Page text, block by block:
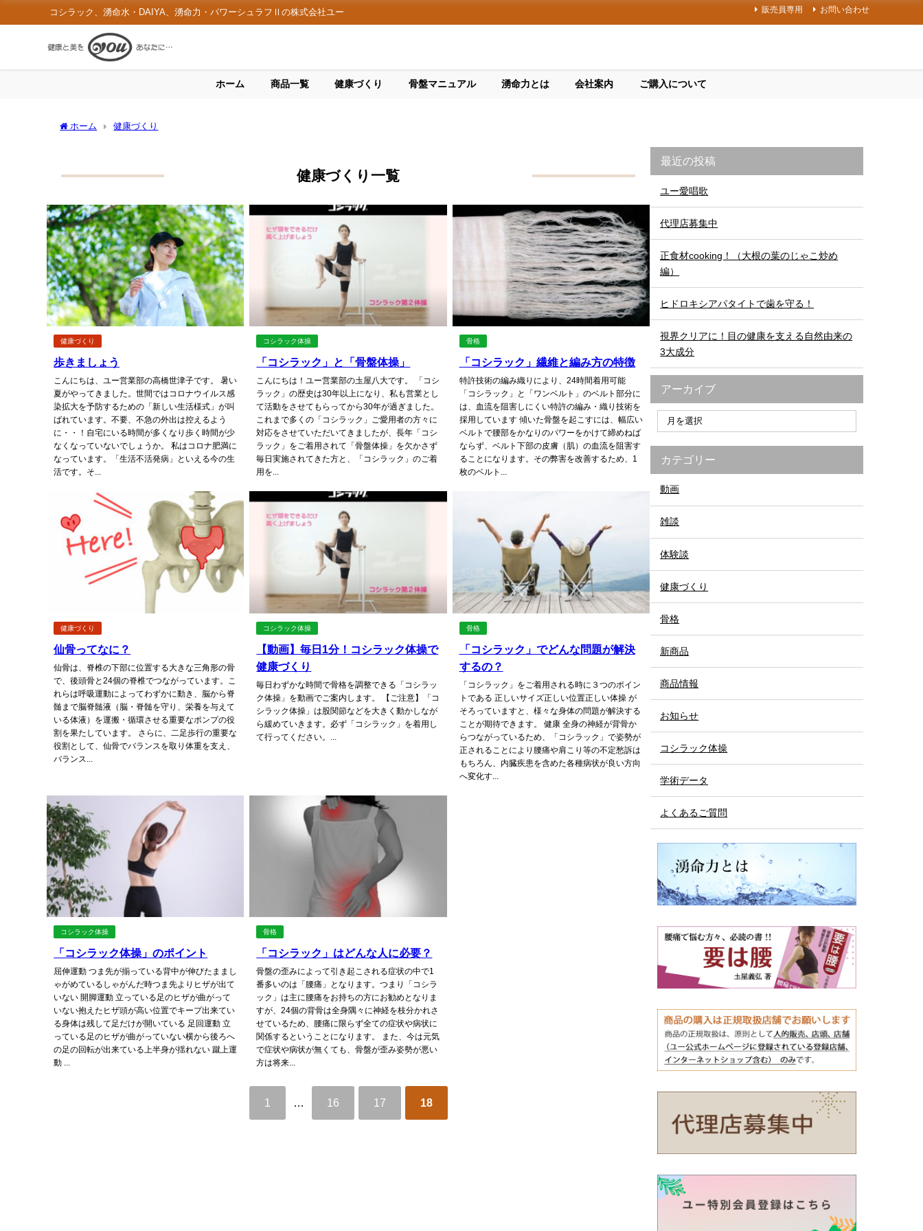
コシラック、湧命水・DAIYA、湧命力・パワーシュラフⅡの株式会社ユー 販売員専用 お問い合わせ
ホーム 商品一覧 健康づくり 骨盤マニュアル 湧命力とは 会社案内 ご購入について
ホーム 健康づくり
健康づくり一覧
健康づくり
歩きましょう
こんにちは、ユー営業部の高橋世津子です。 暑い
夏がやってきました。世間ではコロナウイルス感
染拡大を予防するための「新しい生活様式」が叫
ばれています。不要、不急の外出は控えるよう
に・・！自宅にいる時間が多くなり歩く時間が少
なくなっていないでしょうか。 私はコロナ肥満に
なっています。「生活不活発病」といえる今の生
活です。そ...
コシラック体操
「コシラック」と「骨盤体操」
こんにちは！ユー営業部の圡屋八大です。 「コシ
ラック」の歴史は30年以上になり、私も営業とし
て活動をさせてもらってから30年が過ぎました。
これまで多くの「コシラック」ご愛用者の方々に
対応をさせていただいてきましたが、長年「コシ
ラック」をご着用されて「骨盤体操」を欠かさず
毎日実施されてきた方と、「コシラック」のご着
用を...
骨格
「コシラック」繊維と編み方の特徴
特許技術の編み織りにより、24時間着用可能
「コシラック」と「ワンベルト」のベルト部分に
は、血流を阻害しにくい特許の編み・織り技術を
採用しています 傾いた骨盤を起こすには、幅広い
ベルトで腰部をかなりのパワーをかけて締めねば
ならず、ベルト下部の皮膚（肌）の血流を阻害す
ることになります。その弊害を改善するため、1
枚のベルト...
健康づくり
仙骨ってなに？
仙骨は、脊椎の下部に位置する大きな三角形の骨
で、後頭骨と24個の脊椎でつながっています。こ
れらは呼吸運動によってわずかに動き、脳から脊
髄まで脳脊髄液（脳・脊髄を守り、栄養を与えて
いる体液）を運搬・循環させる重要なポンプの役
割を果たしています。 さらに、二足歩行の重要な
役割として、仙骨でバランスを取り体重を支え、
バランス...
コシラック体操
【動画】毎日1分！コシラック体操で
健康づくり
毎日わずかな時間で骨格を調整できる「コシラッ
ク体操」を動画でご案内します。 【ご注意】「コ
シラック体操」は股関節などを大きく動かしなが
ら緩めていきます。必ず「コシラック」を着用し
て行ってください。...
骨格
「コシラック」でどんな問題が解決
するの？
「コシラック」をご着用される時に３つのポイン
トである 正しいサイズ正しい位置正しい体操 が
そろっていますと、様々な身体の問題が解決する
ことが期待できます。 健康 全身の神経が背骨か
らつながっているため、「コシラック」で姿勢が
正されることにより腰痛や肩こり等の不定愁訴は
もちろん、内臓疾患を含めた各種病状が良い方向
へ変化す...
コシラック体操
「コシラック体操」のポイント
屈伸運動 つま先が揃っている背中が伸びたままし
ゃがめているしゃがんだ時つま先よりヒザが出て
いない 開脚運動 立っている足のヒザが曲がって
いない抱えたヒザ頭が高い位置でキープ出来てい
る身体は残して足だけが開いている 足回運動 立
っている足のヒザが曲がっていない横から後ろへ
の足の回転が出来ている上半身が揺れない 蹴上運
動 ...
骨格
「コシラック」はどんな人に必要？
骨盤の歪みによって引き起こされる症状の中で1
番多いのは「腰痛」となります。つまり「コシラ
ック」は主に腰痛をお持ちの方にお勧めとなりま
すが、24個の背骨は全身隅々に神経を枝分かれさ
せているため、腰痛に限らず全ての症状や病状に
関係するということになります。 また、今は元気
で症状や病状が無くても、骨盤が歪み姿勢が悪い
方は将来...
1 … 16 17 18
最近の投稿
ユー愛唱歌
代理店募集中
正食材cooking！（大根の葉のじゃこ炒め
編）
ヒドロキシアパタイトで歯を守る！
視界クリアに！目の健康を支える自然由来の
3大成分
アーカイブ
カテゴリー
動画
雑談
体験談
健康づくり
骨格
新商品
商品情報
お知らせ
コシラック体操
学術データ
よくあるご質問